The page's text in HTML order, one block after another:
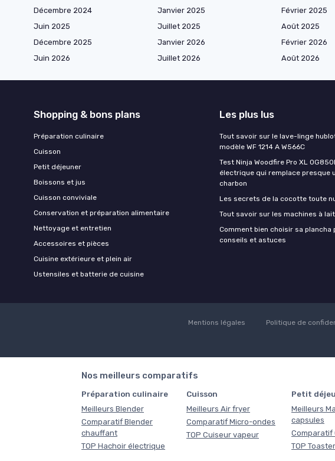
Décembre 2024
Janvier 2025 Février 2025
Juin 2025
Juillet 2025 Août 2025
Décembre 2025
Janvier 2026 Février 2026
Juin 2026
Juillet 2026 Août 2026
Shopping & bons plans
Préparation culinaire
Cuisson
Petit déjeuner
Boissons et jus
Cuisson conviviale
Conservation et préparation alimentaire
Nettoyage et entretien
Accessoires et pièces
Cuisine extérieure et plein air
Ustensiles et batterie de cuisine
Les plus lus
Tout savoir sur le lave-linge
modèle WF 1214 A W566C
Test Ninja Woodfire Pro XL
électrique qui remplace presque
charbon
Les secrets de la cocotte toute
Tout savoir sur les machines à
Comment bien choisir sa plancha
conseils et astuces
Mentions légales Politique de
Nos meilleurs comparatifs
Préparation culinaire
Meilleurs Blender
Comparatif Blender
chauffant
TOP Hachoir électrique
Cuisson
Meilleurs Air fryer
Comparatif Micro-ondes
TOP Cuiseur vapeur
Petit
Meilleurs
capsules
Comparatif
TOP Toaster